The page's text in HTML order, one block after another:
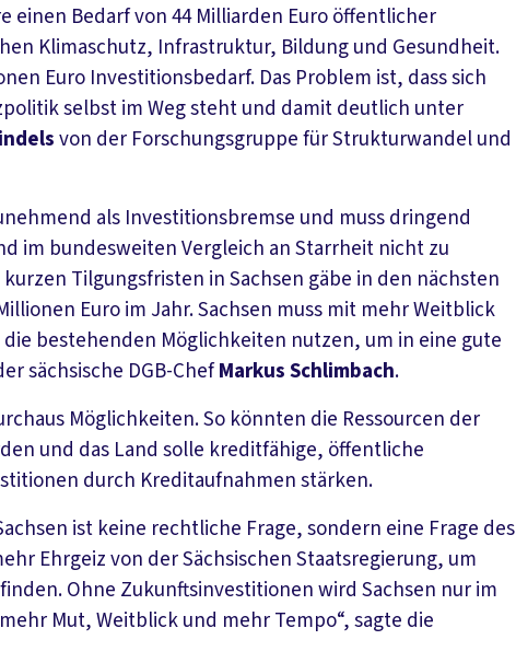
einen Bedarf von 44 Milliarden Euro öffentlicher
Klimaschutz, Infrastruktur, Bildung und Gesundheit.
Euro Investitionsbedarf. Das Problem ist, dass sich
selbst im Weg steht und damit deutlich unter
von der Forschungsgruppe für Strukturwandel und
als Investitionsbremse und muss dringend
im bundesweiten Vergleich an Starrheit nicht zu
Tilgungsfristen in Sachsen gäbe in den nächsten
Euro im Jahr. Sachsen muss mit mehr Weitblick
bestehenden Möglichkeiten nutzen, um in eine gute
sächsische DGB-ChefMarkus Schlimbach.
Möglichkeiten. So könnten die Ressourcen der
und das Land solle kreditfähige, öffentliche
durch Kreditaufnahmen stärken.
ist keine rechtliche Frage, sondern eine Frage des
Ehrgeiz von der Sächsischen Staatsregierung, um
Ohne Zukunftsinvestitionen wird Sachsen nur im
Mut, Weitblick und mehr Tempo“, sagte die